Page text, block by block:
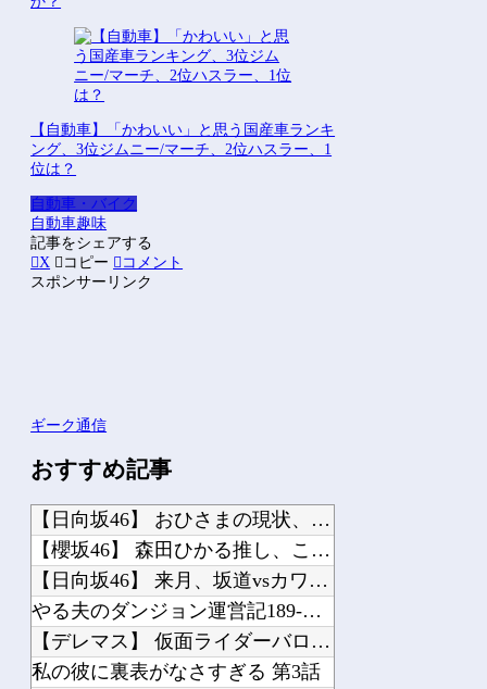
【自動車】「かわいい」と思う国産車ランキ
ング、3位ジムニー/マーチ、2位ハスラー、1
位は？
自動車・バイク
自動車趣味
記事をシェアする
X
コピー
コメント
スポンサーリンク
ギーク通信
おすすめ記事
【日向坂46】 おひさまの現状、これは否定できない・・・
【櫻坂46】 森田ひかる推し、これには大歓喜
【日向坂46】 来月、坂道vsカワラボvsスタダvsハロプロの大激戦
やる夫のダンジョン運営記189-雑談所ネタ 第123話「なぜなにキャス狐さん・世...
【デレマス】 仮面ライダーバロンＰ第２話「蒼翼の乙女」
私の彼に裏表がなさすぎる 第3話